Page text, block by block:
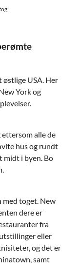
østlige USA. Her
York og
alle de
hus og rundt
midt i byen. Bo
toget. New
dere er
fra
eller
og det er
samt